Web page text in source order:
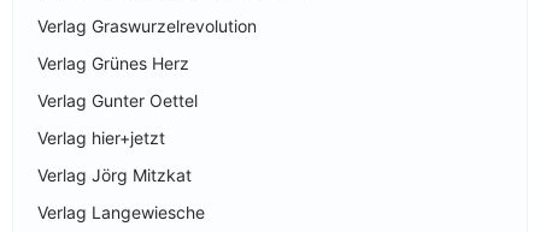
Verlag Graswurzelrevolution
Verlag Grünes Herz
Verlag Gunter Oettel
Verlag hier+jetzt
Verlag Jörg Mitzkat
Verlag Langewiesche